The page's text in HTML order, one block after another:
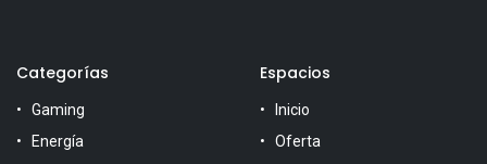
Categorías
Gaming
Energía
Espacios
Inicio
Oferta